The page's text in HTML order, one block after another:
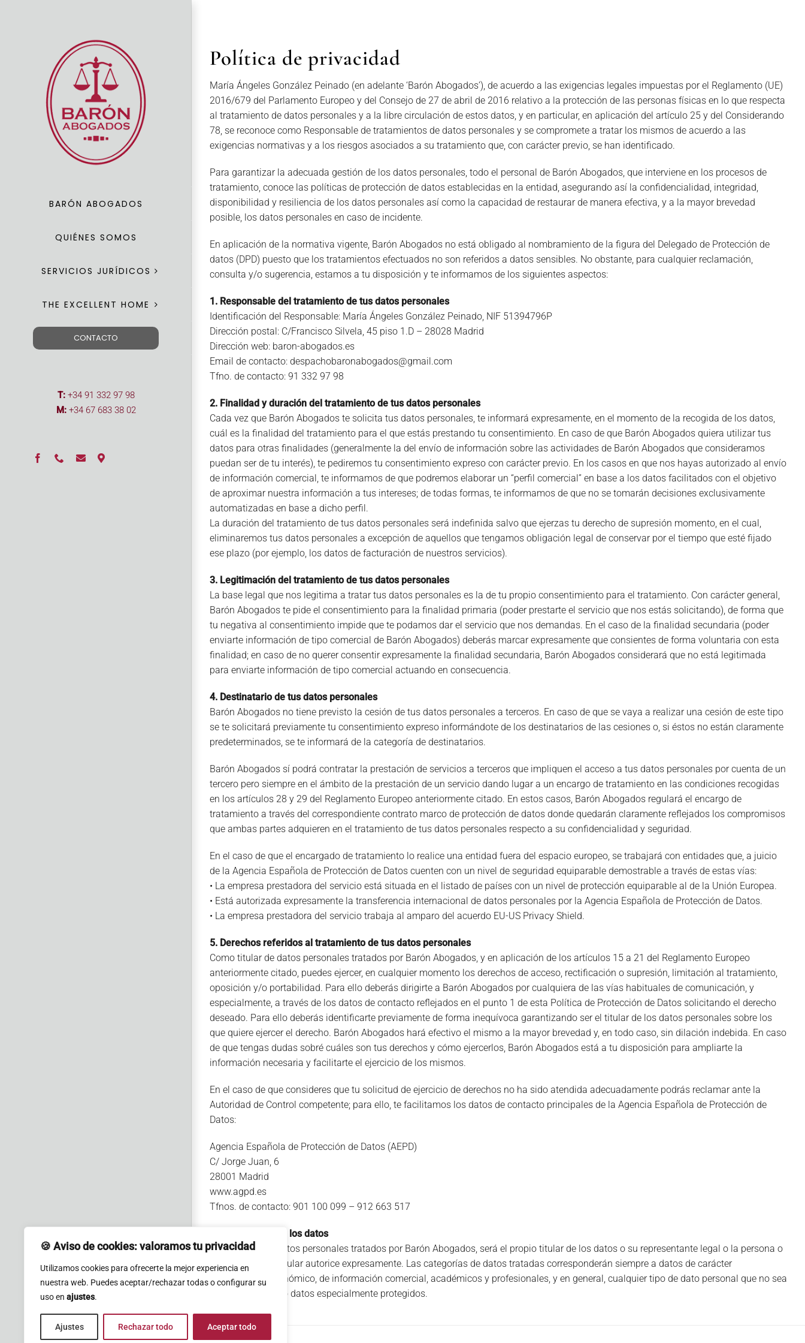
🍪​ Aviso de cookies: valoramos tu privacidad
Utilizamos cookies para ofrecerte la mejor experiencia en
nuestra web. Puedes aceptar/rechazar todas o configurar su
uso en ajustes.
Ajustes Rechazar todo Aceptar todo
BARÓN ABOGADOS
QUIÉNES SOMOS
SERVICIOS JURÍDICOS
THE EXCELLENT HOME
CONTACTO
T:+34 91 332 97 98
M:+34 67 683 38 02
Facebook
PhoneCorreoCómo
Política de privacidad
María Ángeles González Peinado (en adelante ‘Barón Abogados’), de acuerdo a las exigencias legales impuestas por el Reglamento (UE)
2016/679 del Parlamento Europeo y del Consejo de 27 de abril de 2016 relativo a la protección de las personas físicas en lo que respecta
al tratamiento de datos personales y a la libre circulación de estos datos, y en particular, en aplicación del artículo 25 y del Considerando
78, se reconoce como Responsable de tratamientos de datos personales y se compromete a tratar los mismos de acuerdo a las
exigencias normativas y a los riesgos asociados a su tratamiento que, con carácter previo, se han identificado.
Para garantizar la adecuada gestión de los datos personales, todo el personal de Barón Abogados, que interviene en los procesos de
tratamiento, conoce las políticas de protección de datos establecidas en la entidad, asegurando así la confidencialidad, integridad,
disponibilidad y resiliencia de los datos personales así como la capacidad de restaurar de manera efectiva, y a la mayor brevedad
posible, los datos personales en caso de incidente.
En aplicación de la normativa vigente, Barón Abogados no está obligado al nombramiento de la figura del Delegado de Protección de
datos (DPD) puesto que los tratamientos efectuados no son referidos a datos sensibles. No obstante, para cualquier reclamación,
consulta y/o sugerencia, estamos a tu disposición y te informamos de los siguientes aspectos:
1. Responsable del tratamiento de tus datos personales
Identificación del Responsable: María Ángeles González Peinado, NIF 51394796P
Dirección postal: C/Francisco Silvela, 45 piso 1.D – 28028 Madrid
Dirección web: baron-abogados.es
Email de contacto: despachobaronabogados@gmail.com
Tfno. de contacto: 91 332 97 98
2. Finalidad y duración del tratamiento de tus datos personales
Cada vez que Barón Abogados te solicita tus datos personales, te informará expresamente, en el momento de la recogida de los datos,
cuál es la finalidad del tratamiento para el que estás prestando tu consentimiento. En caso de que Barón Abogados quiera utilizar tus
datos para otras finalidades (generalmente la del envío de información sobre las actividades de Barón Abogados que consideramos
puedan ser de tu interés), te pediremos tu consentimiento expreso con carácter previo. En los casos en que nos hayas autorizado al envío
de información comercial, te informamos de que podremos elaborar un “perfil comercial” en base a los datos facilitados con el objetivo
de aproximar nuestra información a tus intereses; de todas formas, te informamos de que no se tomarán decisiones exclusivamente
automatizadas en base a dicho perfil.
La duración del tratamiento de tus datos personales será indefinida salvo que ejerzas tu derecho de supresión momento, en el cual,
eliminaremos tus datos personales a excepción de aquellos que tengamos obligación legal de conservar por el tiempo que esté fijado
ese plazo (por ejemplo, los datos de facturación de nuestros servicios).
3. Legitimación del tratamiento de tus datos personales
La base legal que nos legitima a tratar tus datos personales es la de tu propio consentimiento para el tratamiento. Con carácter general,
Barón Abogados te pide el consentimiento para la finalidad primaria (poder prestarte el servicio que nos estás solicitando), de forma que
tu negativa al consentimiento impide que te podamos dar el servicio que nos demandas. En el caso de la finalidad secundaria (poder
enviarte información de tipo comercial de Barón Abogados) deberás marcar expresamente que consientes de forma voluntaria con esta
finalidad; en caso de no querer consentir expresamente la finalidad secundaria, Barón Abogados considerará que no está legitimada
para enviarte información de tipo comercial actuando en consecuencia.
4. Destinatario de tus datos personales
Barón Abogados no tiene previsto la cesión de tus datos personales a terceros. En caso de que se vaya a realizar una cesión de este tipo
se te solicitará previamente tu consentimiento expreso informándote de los destinatarios de las cesiones o, si éstos no están claramente
predeterminados, se te informará de la categoría de destinatarios.
Barón Abogados sí podrá contratar la prestación de servicios a terceros que impliquen el acceso a tus datos personales por cuenta de un
tercero pero siempre en el ámbito de la prestación de un servicio dando lugar a un encargo de tratamiento en las condiciones recogidas
en los artículos 28 y 29 del Reglamento Europeo anteriormente citado. En estos casos, Barón Abogados regulará el encargo de
tratamiento a través del correspondiente contrato marco de protección de datos donde quedarán claramente reflejados los compromisos
que ambas partes adquieren en el tratamiento de tus datos personales respecto a su confidencialidad y seguridad.
En el caso de que el encargado de tratamiento lo realice una entidad fuera del espacio europeo, se trabajará con entidades que, a juicio
de la Agencia Española de Protección de Datos cuenten con un nivel de seguridad equiparable demostrable a través de estas vías:
• La empresa prestadora del servicio está situada en el listado de países con un nivel de protección equiparable al de la Unión Europea.
• Está autorizada expresamente la transferencia internacional de datos personales por la Agencia Española de Protección de Datos.
• La empresa prestadora del servicio trabaja al amparo del acuerdo EU-US Privacy Shield.
5. Derechos referidos al tratamiento de tus datos personales
Como titular de datos personales tratados por Barón Abogados, y en aplicación de los artículos 15 a 21 del Reglamento Europeo
anteriormente citado, puedes ejercer, en cualquier momento los derechos de acceso, rectificación o supresión, limitación al tratamiento,
oposición y/o portabilidad. Para ello deberás dirigirte a Barón Abogados por cualquiera de las vías habituales de comunicación, y
especialmente, a través de los datos de contacto reflejados en el punto 1 de esta Política de Protección de Datos solicitando el derecho
deseado. Para ello deberás identificarte previamente de forma inequívoca garantizando ser el titular de los datos personales sobre los
que quiere ejercer el derecho. Barón Abogados hará efectivo el mismo a la mayor brevedad y, en todo caso, sin dilación indebida. En caso
de que tengas dudas sobré cuáles son tus derechos y cómo ejercerlos, Barón Abogados está a tu disposición para ampliarte la
información necesaria y facilitarte el ejercicio de los mismos.
En el caso de que consideres que tu solicitud de ejercicio de derechos no ha sido atendida adecuadamente podrás reclamar ante la
Autoridad de Control competente; para ello, te facilitamos los datos de contacto principales de la Agencia Española de Protección de
Datos:
Agencia Española de Protección de Datos (AEPD)
C/ Jorge Juan, 6
28001 Madrid
www.agpd.es
Tfnos. de contacto: 901 100 099 – 912 663 517
6. Procedencia de los datos
El origen de los datos personales tratados por Barón Abogados, será el propio titular de los datos o su representante legal o la persona o
personas que el titular autorice expresamente. Las categorías de datos tratadas corresponderán siempre a datos de carácter
identificativo, económico, de información comercial, académicos y profesionales, y en general, cualquier tipo de dato personal que no sea
considerado como datos especialmente protegidos.